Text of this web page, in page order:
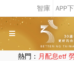
熱門： 月配息etf